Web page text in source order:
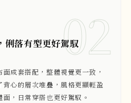
02
俐落有型更好駕馭
成套搭配，整體視覺更一致，
心的層次堆疊，風格更顯輕盈
，日常穿搭也更好駕馭。